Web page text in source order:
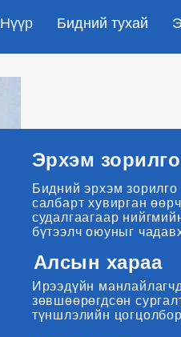
Нүүр Бидний тухай
Эрхэм зорилго
Бидний эрхэм
салбарт хувирган
судалгаагаар
бүтээлч оюуныг
Алсын хараа
Ирээдүйн
зөвшөөрөгдсөн
түншлэлийн